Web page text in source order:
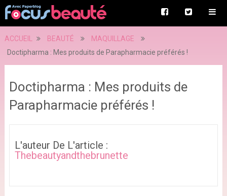
ACCUEIL BEAUTÉ
MAQUILLAGE
Doctipharma : Mes produits de Parapharmacie préférés !
Doctipharma : Mes produits de
Parapharmacie préférés !
L'auteur De L'article :
Thebeautyandthebrunette